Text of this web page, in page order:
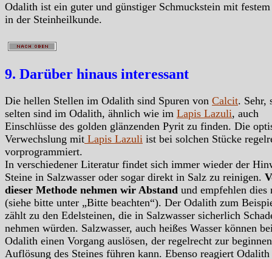
Odalith ist ein guter und günstiger Schmuckstein mit
in der Steinheilkunde.
9. Darüber hinaus interessant
Die hellen Stellen im Odalith sind Spuren von Calcit. Sehr,
selten sind im Odalith, ähnlich wie im Lapis Lazuli, auch
Einschlüsse des golden glänzenden Pyrit zu finden. Die
Verwechslung mit Lapis Lazuli ist bei solchen Stücke
vorprogrammiert.
In verschiedener Literatur findet sich immer wieder der
Steine in Salzwasser oder sogar direkt in Salz zu reinigen.
dieser Methode nehmen wir Abstand und empfehlen dies
(siehe bitte unter „Bitte beachten“). Der Odalith zum
zählt zu den Edelsteinen, die in Salzwasser sicherlich
nehmen würden. Salzwasser, auch heißes Wasser können
Odalith einen Vorgang auslösen, der regelrecht zur
Auflösung des Steines führen kann. Ebenso reagiert Odalith